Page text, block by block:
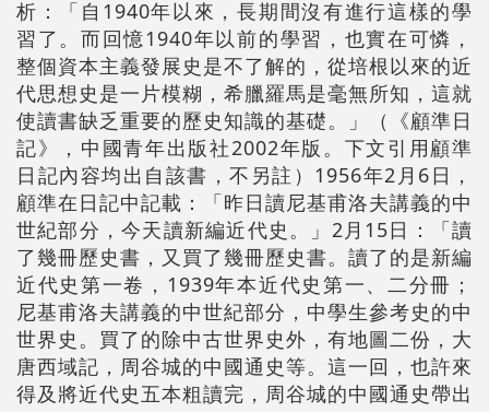
析：「自1940年以來，長期間沒有進行這樣的學
習了。而回憶1940年以前的學習，也實在可憐，
整個資本主義發展史是不了解的，從培根以來的近
代思想史是一片模糊，希臘羅馬是毫無所知，這就
使讀書缺乏重要的歷史知識的基礎。」（《顧準日
記》，中國青年出版社2002年版。下文引用顧準
日記內容均出自該書，不另註）1956年2月6日，
顧準在日記中記載：「昨日讀尼基甫洛夫講義的中
世紀部分，今天讀新編近代史。」2月15日：「讀
了幾冊歷史書，又買了幾冊歷史書。讀了的是新編
近代史第一卷，1939年本近代史第一、二分冊；
尼基甫洛夫講義的中世紀部分，中學生參考史的中
世界史。買了的除中古世界史外，有地圖二份，大
唐西域記，周谷城的中國通史等。這一回，也許來
得及將近代史五本粗讀完，周谷城的中國通史帶出